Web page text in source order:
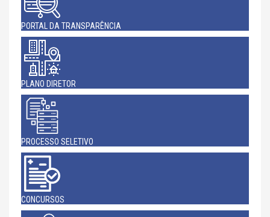
PORTAL DA TRANSPARÊNCIA
PLANO DIRETOR
PROCESSO SELETIVO
CONCURSOS